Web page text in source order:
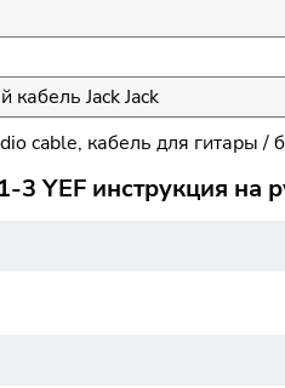
кабель Jack Jack
cable, кабель для гитары /
YEF инструкция на